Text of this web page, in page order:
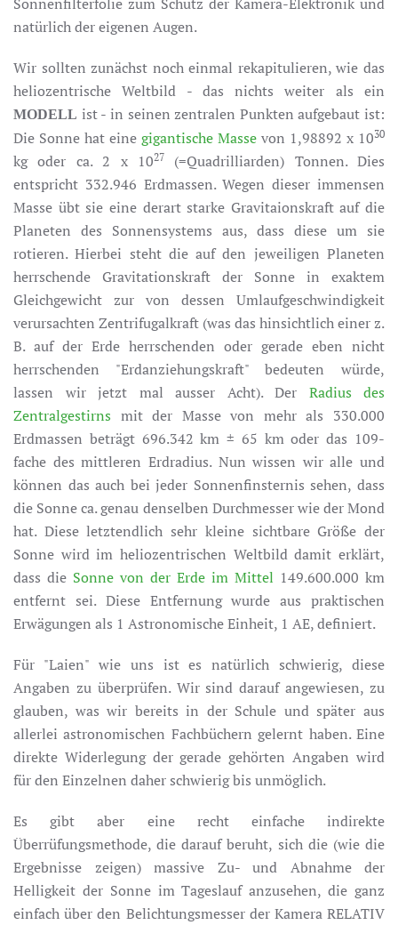
natürlich der eigenen Augen.
Wir sollten zunächst noch einmal rekapitulieren, wie das
heliozentrische Weltbild - das nichts weiter als ein
MODELL ist - in seinen zentralen Punkten aufgebaut ist:
Die Sonne hat eine gigantische Masse von 1,98892 x 1030
kg oder ca. 2 x 1027(=Quadrilliarden) Tonnen. Dies
entspricht 332.946 Erdmassen. Wegen dieser immensen
Masse übt sie eine derart starke Gravitaionskraft auf die
Planeten des Sonnensystems aus, dass diese um sie
rotieren. Hierbei steht die auf den jeweiligen Planeten
herrschende Gravitationskraft der Sonne in exaktem
Gleichgewicht zur von dessen Umlaufgeschwindigkeit
verursachten Zentrifugalkraft (was das hinsichtlich einer z.
B. auf der Erde herrschenden oder gerade eben nicht
herrschenden "Erdanziehungskraft" bedeuten würde,
lassen wir jetzt mal ausser Acht). Der Radius des
Zentralgestirns mit der Masse von mehr als 330.000
Erdmassen beträgt 696.342 km ± 65 km oder das 109-
fache des mittleren Erdradius. Nun wissen wir alle und
können das auch bei jeder Sonnenfinsternis sehen, dass
die Sonne ca. genau denselben Durchmesser wie der Mond
hat. Diese letztendlich sehr kleine sichtbare Größe der
Sonne wird im heliozentrischen Weltbild damit erklärt,
dass die Sonne von der Erde im Mittel 149.600.000 km
entfernt sei. Diese Entfernung wurde aus praktischen
Erwägungen als 1 Astronomische Einheit, 1 AE, definiert.
Für "Laien" wie uns ist es natürlich schwierig, diese
Angaben zu überprüfen. Wir sind darauf angewiesen, zu
glauben, was wir bereits in der Schule und später aus
allerlei astronomischen Fachbüchern gelernt haben. Eine
direkte Widerlegung der gerade gehörten Angaben wird
für den Einzelnen daher schwierig bis unmöglich.
Es gibt aber eine recht einfache indirekte
Überrüfungsmethode, die darauf beruht, sich die (wie die
Ergebnisse zeigen) massive Zu- und Abnahme der
Helligkeit der Sonne im Tageslauf anzusehen, die ganz
einfach über den Belichtungsmesser der Kamera RELATIV